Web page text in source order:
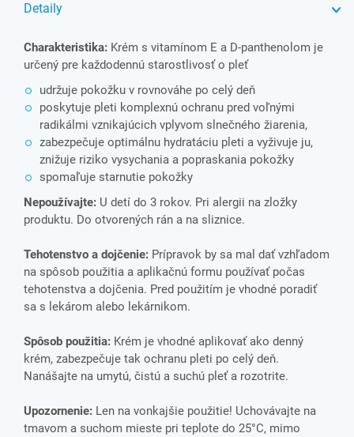
Detaily
Charakteristika: Krém s vitamínom E a D-panthenolom je
určený pre každodennú starostlivosť o pleť
udržuje pokožku v rovnováhe po celý deň
poskytuje pleti komplexnú ochranu pred voľnými
radikálmi vznikajúcich vplyvom slnečného žiarenia,
zabezpečuje optimálnu hydratáciu pleti a vyživuje ju,
znižuje riziko vysychania a popraskania pokožky
spomaľuje starnutie pokožky
Nepoužívajte: U detí do 3 rokov. Pri alergii na zložky
produktu. Do otvorených rán a na sliznice.
Tehotenstvo a dojčenie: Prípravok by sa mal dať vzhľadom
na spôsob použitia a aplikačnú formu používať počas
tehotenstva a dojčenia. Pred použitím je vhodné poradiť
sa s lekárom alebo lekárnikom.
Spôsob použitia: Krém je vhodné aplikovať ako denný
krém, zabezpečuje tak ochranu pleti po celý deň.
Nanášajte na umytú, čistú a suchú pleť a rozotrite.
Upozornenie: Len na vonkajšie použitie! Uchovávajte na
tmavom a suchom mieste pri teplote do 25°C, mimo